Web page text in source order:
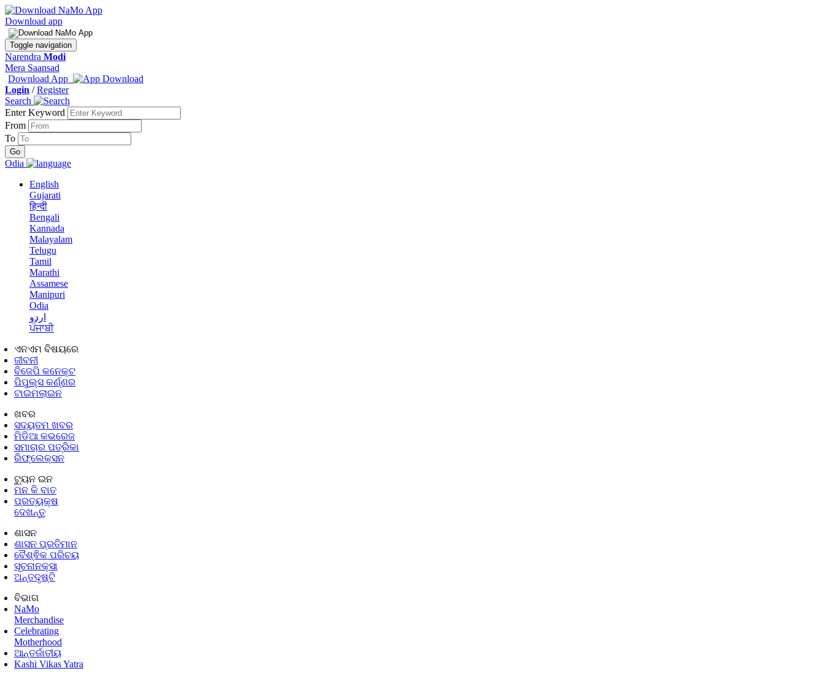
Download app
Toggle navigation
Narendra Modi
Mera Saansad
Download App
Login /Register
Search
Enter Keyword
From
To
Odia
English
Gujarati
हिन्दी
Bengali
Kannada
Malayalam
Telugu
Tamil
Marathi
Assamese
Manipuri
Odia
اردو
ਪੰਜਾਬੀ
ଏନଏମ ବିଷୟରେ
ଜୀବନୀ
ବିଜେପି କନେକ୍ଟ
ପିପୁଲ୍ସ କର୍ଣ୍ଣର
ଟାଇମଲାଇନ
ଖବର
ସଦ୍ୟତମ ଖବର
ମିଡିଆ କଭରେଜ
ସମାଚାର ପତ୍ରିକା
ରିଫ୍ଲେକ୍ସନ
ଟ୍ୟୁନ ଇନ
ମନ କି ବାତ
ପ୍ରତ୍ୟକ୍ଷ
ଦେଖନ୍ତୁ
ଶାସନ
ଶାସନ ପ୍ରତିମାନ
ବୈଶ୍ଵିକ ପରିଚୟ
ସୂଚନାନକ୍ସା
ଅନ୍ତଦୃଷ୍ଟି
ବିଭାଗ
NaMo
Merchandise
Celebrating
Motherhood
ଆନ୍ତର୍ଜାତୀୟ
Kashi Vikas Yatra